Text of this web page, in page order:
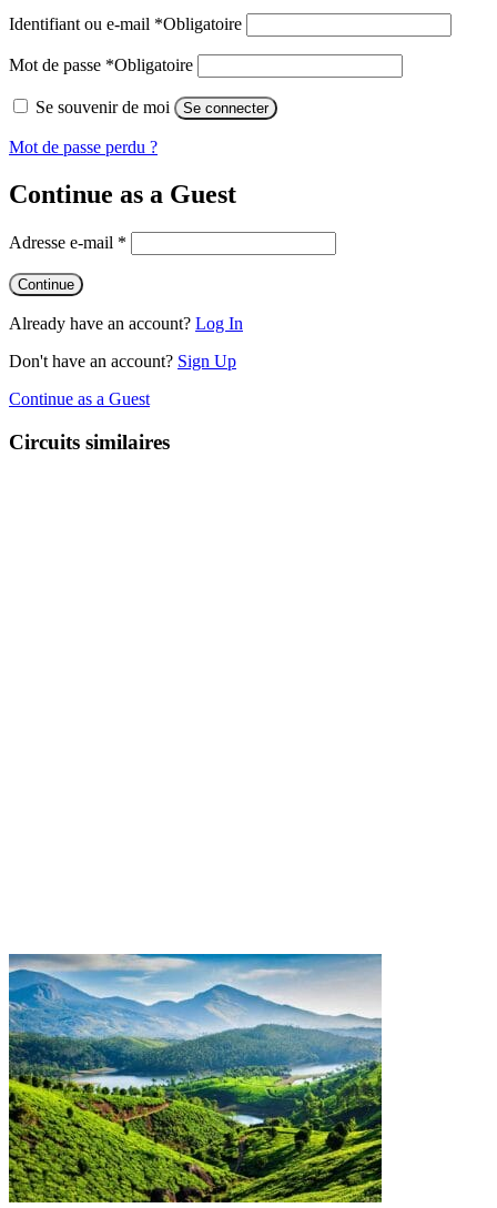
Identifiant ou e-mail *Obligatoire
Mot de passe *Obligatoire
Se souvenir de moi Se connecter
Mot de passe perdu ?
Continue as a Guest
Adresse e-mail *
Already have an account? Log In
Don't have an account? Sign Up
Continue as a Guest
Circuits similaires